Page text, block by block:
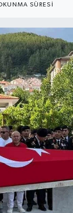
SÜRESI